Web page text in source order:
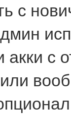
с
акки с